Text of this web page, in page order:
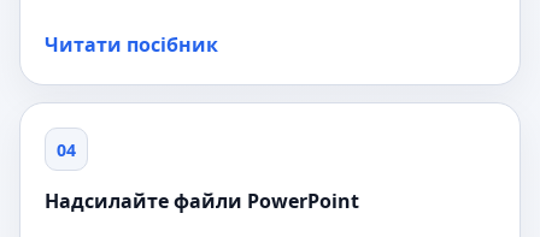
Читати посібник
04
Надсилайте файли PowerPoint